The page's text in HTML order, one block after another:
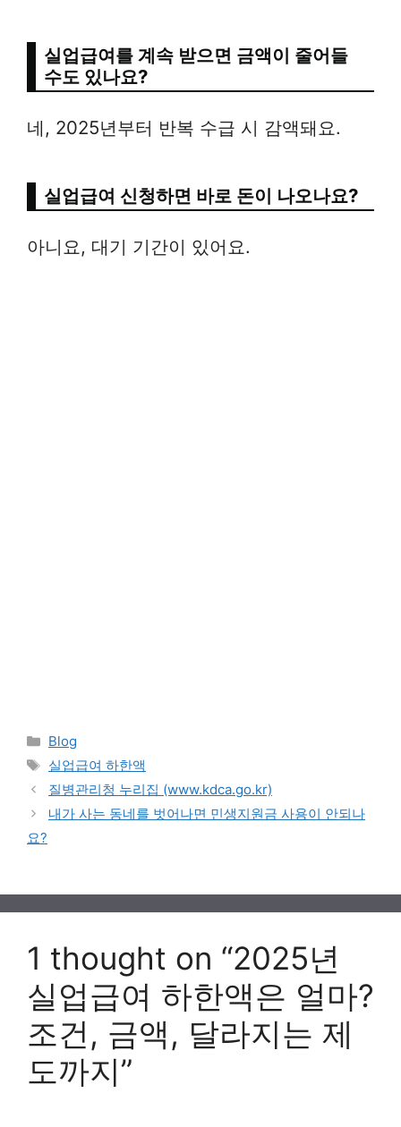
실업급여를 계속 받으면 금액이 줄어들
수도 있나요?
네, 2025년부터 반복 수급 시 감액돼요.
실업급여 신청하면 바로 돈이 나오나요?
아니요, 대기 기간이 있어요.
Categories
Blog
Tags
실업급여 하한액
질병관리청 누리집 (www.kdca.go.kr)
내가 사는 동네를 벗어나면 민생지원금 사용이 안되나
요?
1 thought on “2025년
실업급여 하한액은 얼마?
조건, 금액, 달라지는 제
도까지”